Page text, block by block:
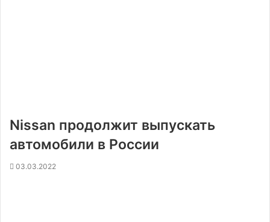
Nissan продолжит выпускать
автомобили в России
03.03.2022